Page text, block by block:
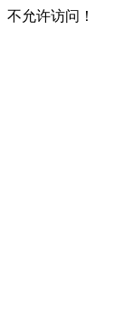
不允许访问！